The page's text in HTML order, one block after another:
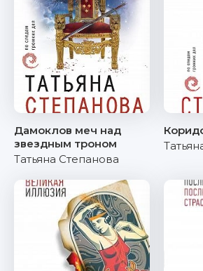
Дамоклов меч над
звездным троном
Татьяна Степанова